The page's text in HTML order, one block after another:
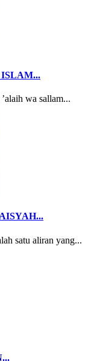
wa sallam...
satu aliran yang...